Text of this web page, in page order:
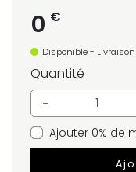
0 €
Disponible -
Quantité
-
Ajouter 0% de